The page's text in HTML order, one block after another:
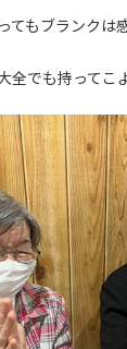
てもブランクは
全でも持ってこ